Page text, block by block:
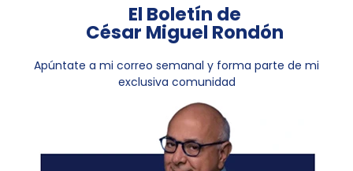
El Boletín de
César Miguel Rondón
Apúntate a mi correo semanal y forma parte de mi
exclusiva comunidad